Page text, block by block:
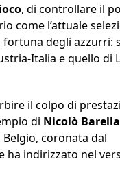
, di controllare il
come l’attuale
degli azzurri:
Italia e quello di
il colpo di
di Nicolò Barella
coronata dal
ha indirizzato nel